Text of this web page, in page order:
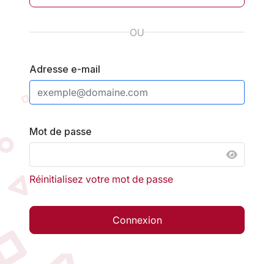
OU
Adresse e-mail
Mot de passe
Réinitialisez votre mot de passe
Connexion